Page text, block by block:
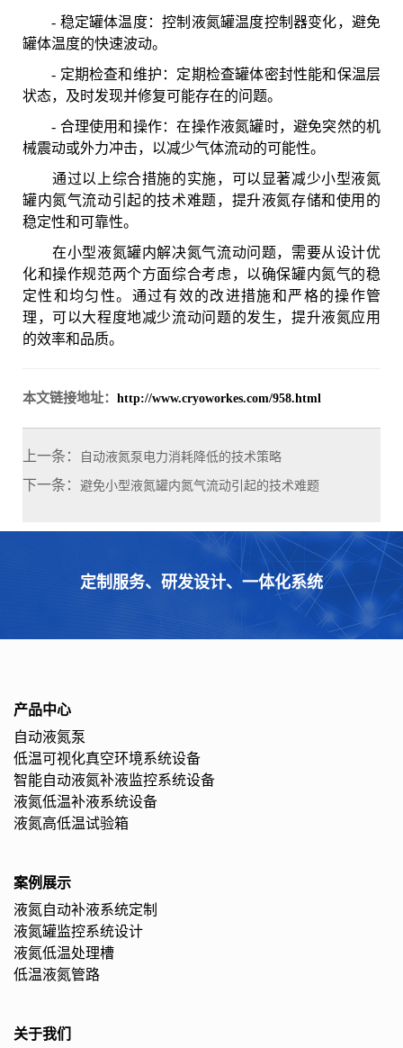
- 稳定罐体温度：控制液氮罐温度控制器变化，避免
罐体温度的快速波动。
- 定期检查和维护：定期检查罐体密封性能和保温层
状态，及时发现并修复可能存在的问题。
- 合理使用和操作：在操作液氮罐时，避免突然的机
械震动或外力冲击，以减少气体流动的可能性。
通过以上综合措施的实施，可以显著减少小型液氮
罐内氮气流动引起的技术难题，提升液氮存储和使用的
稳定性和可靠性。
在小型液氮罐内解决氮气流动问题，需要从设计优
化和操作规范两个方面综合考虑，以确保罐内氮气的稳
定性和均匀性。通过有效的改进措施和严格的操作管
理，可以大程度地减少流动问题的发生，提升液氮应用
的效率和品质。
本文链接地址： http://www.cryoworkes.com/958.html
上一条： 自动液氮泵电力消耗降低的技术策略
下一条： 避免小型液氮罐内氮气流动引起的技术难题
定制服务、研发设计、一体化系统
产品中心
自动液氮泵
低温可视化真空环境系统设备
智能自动液氮补液监控系统设备
液氮低温补液系统设备
液氮高低温试验箱
案例展示
液氮自动补液系统定制
液氮罐监控系统设计
液氮低温处理槽
低温液氮管路
关于我们